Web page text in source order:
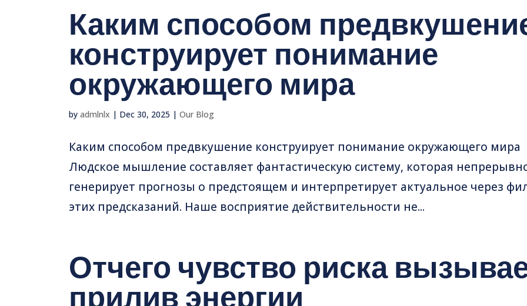
Каким способом
конструирует понимание
окружающего мира
by admlnlx | Dec 30, 2025 | Our Blog
Каким способом предвкушение конструирует понимание окружающего мира
Людское мышление составляет фантастическую систему, которая
генерирует прогнозы о предстоящем и интерпретирует актуальное через
этих предсказаний. Наше восприятие действительности не...
Отчего чувство риска
прилив энергии